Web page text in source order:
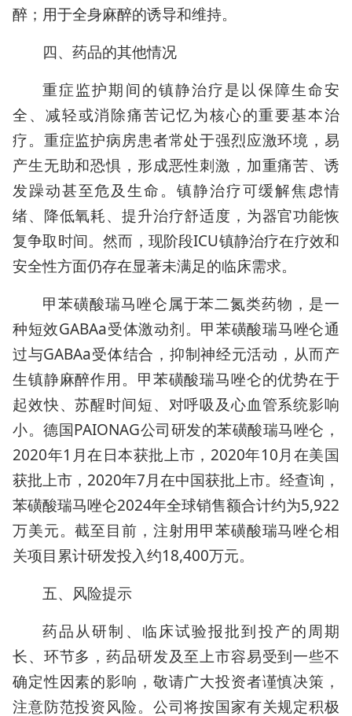
醉；用于全身麻醉的诱导和维持。
四、药品的其他情况
重症监护期间的镇静治疗是以保障生命安
全、减轻或消除痛苦记忆为核心的重要基本治
疗。重症监护病房患者常处于强烈应激环境，易
产生无助和恐惧，形成恶性刺激，加重痛苦、诱
发躁动甚至危及生命。镇静治疗可缓解焦虑情
绪、降低氧耗、提升治疗舒适度，为器官功能恢
复争取时间。然而，现阶段ICU镇静治疗在疗效和
安全性方面仍存在显著未满足的临床需求。
甲苯磺酸瑞马唑仑属于苯二氮类药物，是一
种短效GABAa受体激动剂。甲苯磺酸瑞马唑仑通
过与GABAa受体结合，抑制神经元活动，从而产
生镇静麻醉作用。甲苯磺酸瑞马唑仑的优势在于
起效快、苏醒时间短、对呼吸及心血管系统影响
小。德国PAIONAG公司研发的苯磺酸瑞马唑仑，
2020年1月在日本获批上市，2020年10月在美国
获批上市，2020年7月在中国获批上市。经查询，
苯磺酸瑞马唑仑2024年全球销售额合计约为5,922
万美元。截至目前，注射用甲苯磺酸瑞马唑仑相
关项目累计研发投入约18,400万元。
五、风险提示
药品从研制、临床试验报批到投产的周期
长、环节多，药品研发及至上市容易受到一些不
确定性因素的影响，敬请广大投资者谨慎决策，
注意防范投资风险。公司将按国家有关规定积极